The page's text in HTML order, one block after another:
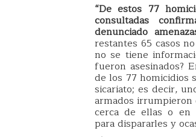
“De estos 77
consultadas
denunciado
restantes 65 casos
no se tiene
fueron asesinados?
de los 77 homicidios
sicariato; es decir,
armados irrumpieron
cerca de ellas o en
para dispararles y